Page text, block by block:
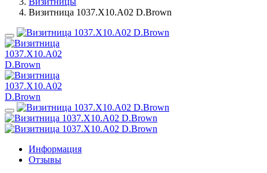
Визитница 1037.X10.A02 D.Brown
Информация
Отзывы